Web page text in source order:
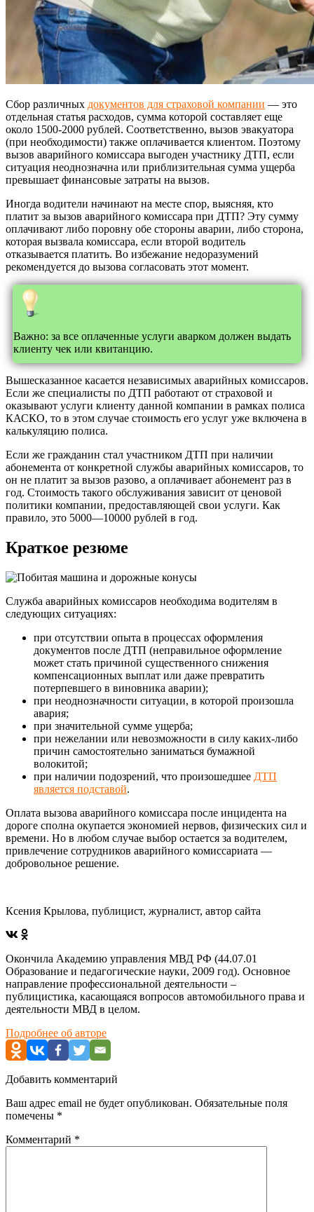
Сбор различных документов для страховой компании — это
отдельная статья расходов, сумма которой составляет еще
около 1500-2000 рублей. Соответственно, вызов эвакуатора
(при необходимости) также оплачивается клиентом. Поэтому
вызов аварийного комиссара выгоден участнику ДТП, если
ситуация неоднозначна или приблизительная сумма ущерба
превышает финансовые затраты на вызов.
Иногда водители начинают на месте спор, выясняя, кто
платит за вызов аварийного комиссара при ДТП? Эту сумму
оплачивают либо поровну обе стороны аварии, либо сторона,
которая вызвала комиссара, если второй водитель
отказывается платить. Во избежание недоразумений
рекомендуется до вызова согласовать этот момент.
Важно: за все оплаченные услуги аварком должен выдать
клиенту чек или квитанцию.
Вышесказанное касается независимых аварийных комиссаров.
Если же специалисты по ДТП работают от страховой и
оказывают услуги клиенту данной компании в рамках полиса
КАСКО, то в этом случае стоимость его услуг уже включена в
калькуляцию полиса.
Если же гражданин стал участником ДТП при наличии
абонемента от конкретной службы аварийных комиссаров, то
он не платит за вызов разово, а оплачивает абонемент раз в
год. Стоимость такого обслуживания зависит от ценовой
политики компании, предоставляющей свои услуги. Как
правило, это 5000—10000 рублей в год.
Краткое резюме
Служба аварийных комиссаров необходима водителям в
следующих ситуациях:
при отсутствии опыта в процессах оформления
документов после ДТП (неправильное оформление
может стать причиной существенного снижения
компенсационных выплат или даже превратить
потерпевшего в виновника аварии);
при неоднозначности ситуации, в которой произошла
авария;
при значительной сумме ущерба;
при нежелании или невозможности в силу каких-либо
причин самостоятельно заниматься бумажной
волокитой;
при наличии подозрений, что произошедшее ДТП
является подставой.
Оплата вызова аварийного комиссара после инцидента на
дороге сполна окупается экономией нервов, физических сил и
времени. Но в любом случае выбор остается за водителем,
привлечение сотрудников аварийного комиссариата —
добровольное решение.
Ксения Крылова, публицист, журналист, автор сайта
Окончила Академию управления МВД РФ (44.07.01
Образование и педагогические науки, 2009 год). Основное
направление профессиональной деятельности –
публицистика, касающаяся вопросов автомобильного права и
деятельности МВД в целом.
Подробнее об авторе
Добавить комментарий
Ваш адрес email не будет опубликован. Обязательные поля
помечены *
Комментарий *